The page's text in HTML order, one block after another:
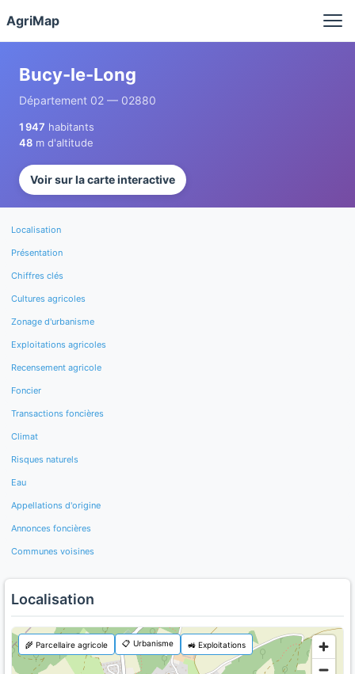
AgriMap
Bucy-le-Long
Département 02 — 02880
1 947 habitants
48 m d'altitude
Voir sur la carte interactive
Localisation
Présentation
Chiffres clés
Cultures agricoles
Zonage d'urbanisme
Exploitations agricoles
Recensement agricole
Foncier
Transactions foncières
Climat
Risques naturels
Eau
Appellations d'origine
Annonces foncières
Communes voisines
Localisation
🌾 Parcellaire agricole 📋 Urbanisme 🚜 Exploitations